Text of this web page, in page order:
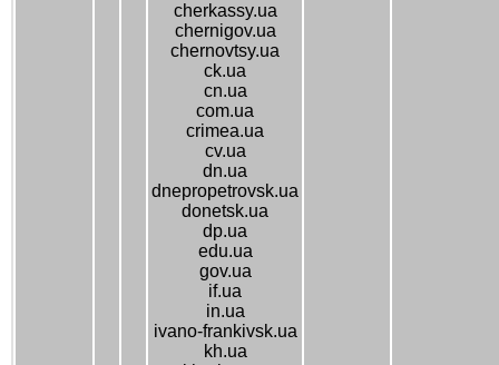
cherkassy.ua
chernigov.ua
chernovtsy.ua
ck.ua
cn.ua
com.ua
crimea.ua
cv.ua
dn.ua
dnepropetrovsk.ua
donetsk.ua
dp.ua
edu.ua
gov.ua
if.ua
in.ua
ivano-frankivsk.ua
kh.ua